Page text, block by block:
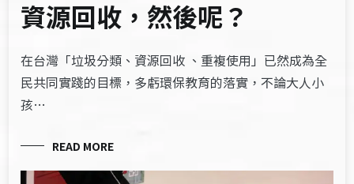
資源回收，然後呢？
在台灣「垃圾分類、資源回收 、重複使用」已然成為全
民共同實踐的目標，多虧環保教育的落實，不論大人小
孩…
READ MORE